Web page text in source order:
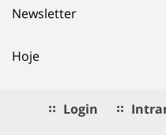
Newsletter
Hoje
Login